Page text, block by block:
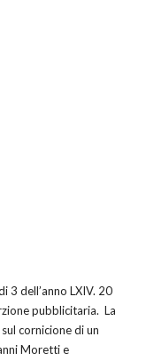
3 dell’anno LXIV. 20
pubblicitaria. La
cornicione di un
Moretti e